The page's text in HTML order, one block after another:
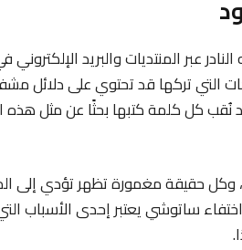
عبر المنتديات والبريد الإلكتروني
التي تركها قد تحتوي على دلائل
نُقب كل كلمة كتبها بحثًا عن مثل هذه
وكل حقيقة مغمورة تظهر تؤدي إلى
ساتوشي يعتبر إحدى الأسباب